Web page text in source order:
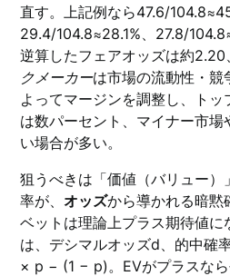
直す。上記例なら47.6/
29.4/104.8≈28.1%、27.8/
逆算したフェアオッズは約2.20
クメーカーは市場の流動性・競
よってマージンを調整し、ト
は数パーセント、マイナー市
い場合が多い。
狙うべきは「価値（バリュー
率が、 オッズから導かれる暗黙
ベットは理論上プラス期待値に
は、デシマルオッズd、的中確
× p − (1 − p)。EVがプラスな